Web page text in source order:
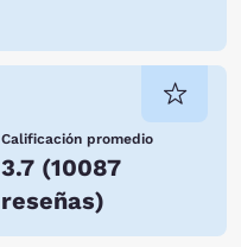
Calificación promedio
3.7 (10087
reseñas)